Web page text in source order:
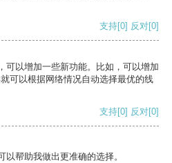
支持[0] 反对[0]
可以增加一些新功能。比如，可以增加
可以根据网络情况自动选择最优的线
支持[0] 反对[0]
帮助我做出更准确的选择。